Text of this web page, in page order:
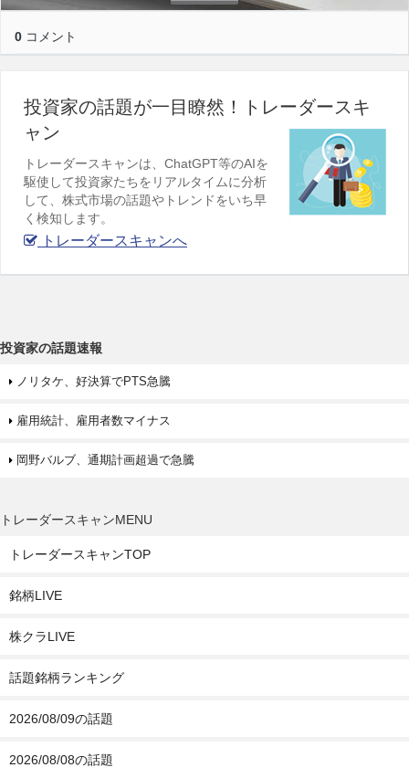
0 コメント
投資家の話題が一目瞭然！トレーダースキ
ャン
トレーダースキャンは、ChatGPT等のAIを
駆使して投資家たちをリアルタイムに分析
して、株式市場の話題やトレンドをいち早
く検知します。
トレーダースキャンへ
投資家の話題速報
ノリタケ、好決算でPTS急騰
雇用統計、雇用者数マイナス
岡野バルブ、通期計画超過で急騰
トレーダースキャンMENU
トレーダースキャンTOP
銘柄LIVE
株クラLIVE
話題銘柄ランキング
2026/08/09の話題
2026/08/08の話題